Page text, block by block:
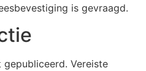
is gevraagd.
Vereiste